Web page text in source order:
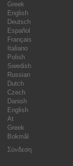
Greek
English
Deutsch
Español
Français
Italiano
Polish
Swedish
Russian
Dutch
Czech
Danish
English
At
Greek
Bokmål
Σύνδεση